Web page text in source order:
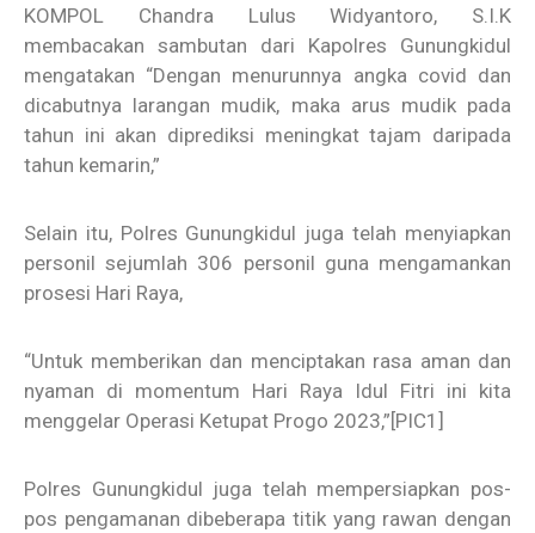
KOMPOL Chandra Lulus Widyantoro, S.I.K
membacakan sambutan dari Kapolres Gunungkidul
mengatakan “Dengan menurunnya angka covid dan
dicabutnya larangan mudik, maka arus mudik pada
tahun ini akan diprediksi meningkat tajam daripada
tahun kemarin,”
Selain itu, Polres Gunungkidul juga telah menyiapkan
personil sejumlah 306 personil guna mengamankan
prosesi Hari Raya,
“Untuk memberikan dan menciptakan rasa aman dan
nyaman di momentum Hari Raya Idul Fitri ini kita
menggelar Operasi Ketupat Progo 2023,” [PIC1]
Polres Gunungkidul juga telah mempersiapkan pos-
pos pengamanan dibeberapa titik yang rawan dengan